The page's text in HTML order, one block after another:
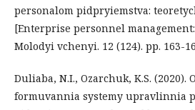
personalom pidpryiemstva:
[Enterprise personnel
Molodyi vchenyi. 12 (124). рр. 163-
Duliaba, N.I., Ozarchuk, K.S. (2020).
formuvannia systemy upravlinnia